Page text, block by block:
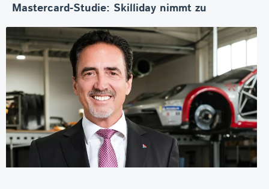
Mastercard-Studie: Skilliday nimmt zu